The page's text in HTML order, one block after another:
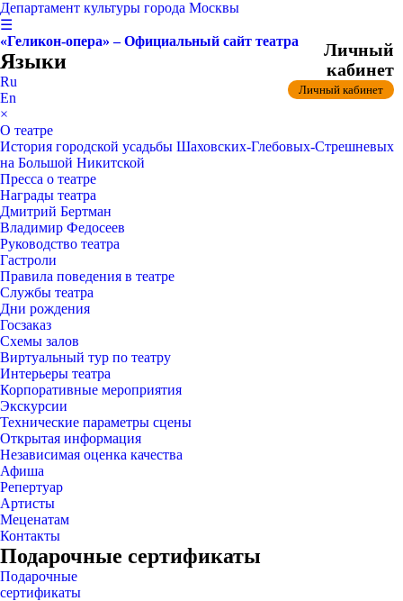
Департамент культуры города Москвы
☰
«Геликон-опера» – Официальный сайт театра
Языки
Ru
En
×
О театре
История городской усадьбы Шаховских-Глебовых-Стрешневых
на Большой Никитской
Пресса о театре
Награды театра
Дмитрий Бертман
Владимир Федосеев
Руководство театра
Гастроли
Правила поведения в театре
Службы театра
Дни рождения
Госзаказ
Схемы залов
Виртуальный тур по театру
Интерьеры театра
Корпоративные мероприятия
Экскурсии
Технические параметры сцены
Открытая информация
Независимая оценка качества
Афиша
Репертуар
Артисты
Меценатам
Контакты
Подарочные сертификаты
Подарочные
сертификаты
Личный
кабинет
Личный кабинет